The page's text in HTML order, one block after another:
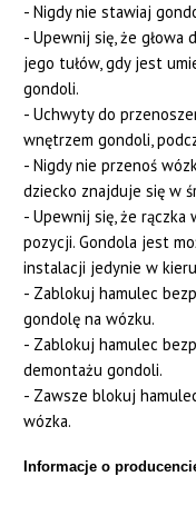
- Nigdy nie stawiaj
- Upewnij się, że głowa
jego tułów, gdy jest
gondoli.
- Uchwyty do
wnętrzem gondoli,
- Nigdy nie przenoś
dziecko znajduje się w
- Upewnij się, że rączka
pozycji. Gondola jest
instalacji jedynie w
- Zablokuj hamulec
gondolę na wózku.
- Zablokuj hamulec
demontażu gondoli.
- Zawsze blokuj
wózka.
Informacje o